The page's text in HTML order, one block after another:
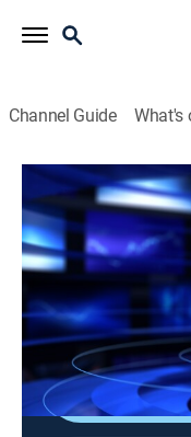
Channel Guide What's
Noticias Caracol:
Noticias
News|2026
Los hechos que
excelente equipo